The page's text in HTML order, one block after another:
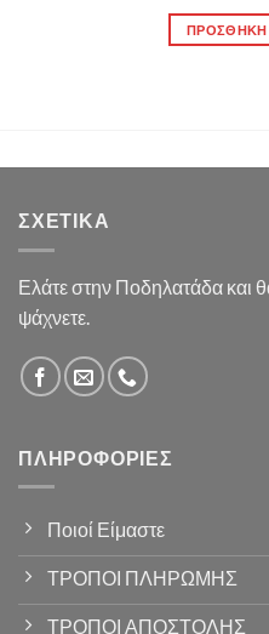
ΠΡΟΣΘΉΚΗ
ΣΧΕΤΙΚΆ
Ελάτε στην Ποδηλατάδα και
ψάχνετε.
ΠΛΗΡΟΦΟΡΊΕΣ
Ποιοί Είμαστε
ΤΡΟΠΟΙ ΠΛΗΡΩΜΗΣ
ΤΡΟΠΟΙ ΑΠΟΣΤΟΛΗΣ